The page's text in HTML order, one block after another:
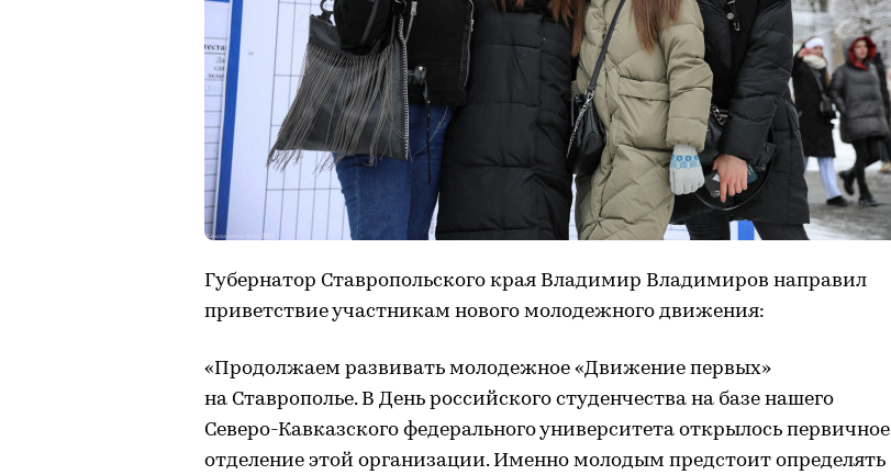
Губернатор Ставропольского края Владимир Владимиров направил
приветствие участникам нового молодежного движения:
«Продолжаем развивать молодежное «Движение первых»
на Ставрополье. В День российского студенчества на базе нашего
Северо-Кавказского федерального университета открылось первичное
отделение этой организации. Именно молодым предстоит определять